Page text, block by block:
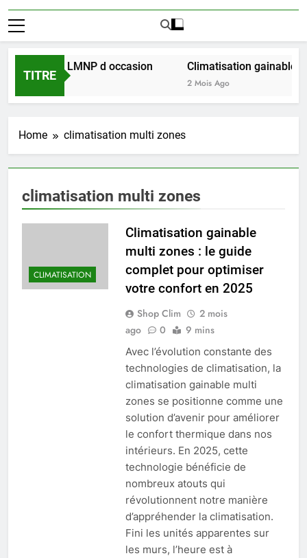
TITRE
l achat LMNP d occasion Climatisation gainable
2 Mois Ago
Home climatisation multi zones
climatisation multi zones
CLIMATISATION
Climatisation gainable
multi zones : le guide
complet pour optimiser
votre confort en 2025
Shop Clim
2 mois
ago
0 9 mins
Avec l’évolution constante des
technologies de climatisation, la
climatisation gainable multi
zones se positionne comme une
solution d’avenir pour améliorer
le confort thermique dans nos
intérieurs. En 2025, cette
technologie bénéficie de
nombreux atouts qui
révolutionnent notre manière
d’appréhender la climatisation.
Fini les unités apparentes sur
les murs, l’heure est à